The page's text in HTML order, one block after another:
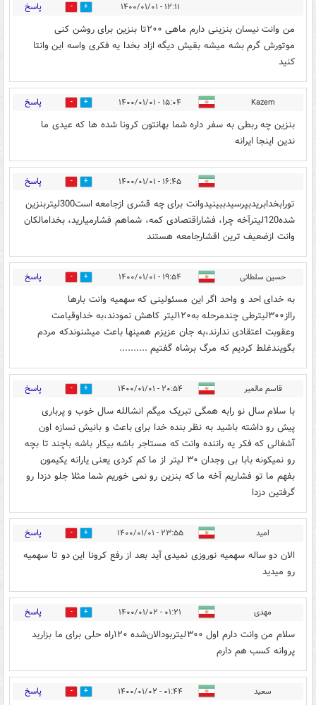
۱۲:۱۱ - ۱۴۰۰/۰۱/۰۱ 1 پاسخ
من وانت نیسان بنزینی دارم ماهی ۲۰۰تا بنزین برای روشن کنی
موتورش گرم بشه میشه بقیش دیگه ازاد بخدا یه فکری واسه این وانتا
کنید
Kazem ۱۵:۰۴ - ۱۴۰۰/۰۱/۰۱ 2 پاسخ
بنزین چه ربطی به سفر داره شما بهانتون کرونا شده ها که عیدی ما
ندین اینجا ایرانه
۱۶:۴۵ - ۱۴۰۰/۰۱/۰۱ 0 پاسخ
تورابخدابریدبپرسیدببینیدوانت برای چه قشری ازجامعه است300لیتربنزین
شده120لیترآخه چرا، فشاراقتصادی کمه، شماهم فشارمیارید، بخدامالکان
وانت ازضعیف ترین اقشارجامعه هستند
حسین سلطانی ۱۹:۵۴ - ۱۴۰۰/۰۱/۰۱ 0 پاسخ
به خدای احد و واحد اگر این مسئولینی که سهمیه وانت بارها
رااز۳۰۰لیترطی چندمرحله به۱۲۰لیتر کاهش نمودند،به خداوقیامت
وعقوبت اعتقادی ندارند،به جان عزیزم همینها باعث میشنوندکه مردم
بگویندغلط کردیم که مرگ برشاه گفتیم ..........
قاسم مالمیر ۲۰:۵۴ - ۱۴۰۰/۰۱/۰۱ 0 پاسخ
با سلام سال نو رابه همگی تبریک میگم انشالله سال خوب و پرباری
پیش رو داشته باشید به نظر بنده خدا برای باعث و بانیش نسازه اون
آشغالی که فکر یه راننده وانت که مستاجر باشه بیکار باشه باچند تا بچه
رو نمیکونه بابا بی وجدان ۳۰ لیتر از ما کم کردی یعنی یارانه یکیمون
بفهم ما تو فشاریم آخه ما که بنزین رو نمی خوریم شما مثلا جلو دزدا رو
گرفتین دزدا
امید ۲۳:۵۵ - ۱۴۰۰/۰۱/۰۱ 0 پاسخ
الان دو ساله سهمیه نوروزی نمیدی آید بعد از رفع کرونا این دو تا سهمیه
رو میدید
مهدی ۰۱:۲۱ - ۱۴۰۰/۰۱/۰۲ 0 پاسخ
سلام من وانت دارم اول ۳۰۰لیتر‌بودالان‌شده ۱۲۰راه حلی برای ما بزارید
پروانه کسب هم دارم
سعید ۰۱:۴۴ - ۱۴۰۰/۰۱/۰۲ 0 پاسخ